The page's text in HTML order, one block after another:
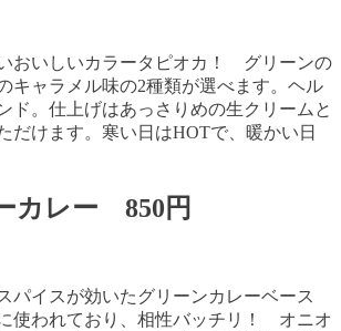
おいしいカラータピオカ！ グリーンの
キャラメル味の2種類が選べます。ヘル
ド。仕上げはあっさりめの生クリームと
だけます。寒い日はHOTで、暖かい日
カレー 850円
パイスが効いたグリーンカレーベース
使われており、相性バッチリ！ オニオ